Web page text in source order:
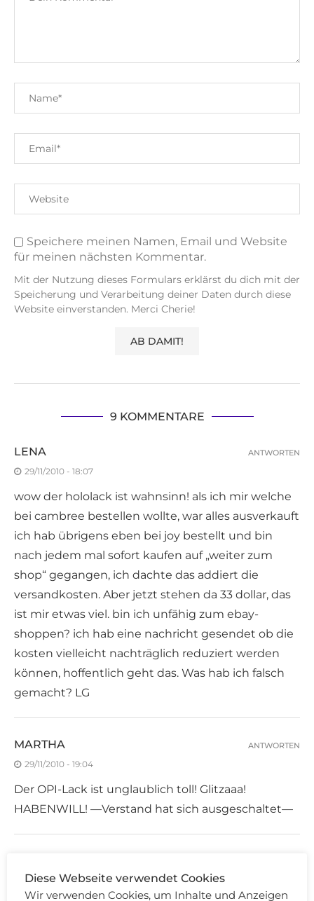
Speichere meinen Namen, Email und Website
für meinen nächsten Kommentar.
Mit der Nutzung dieses Formulars erklärst du dich mit der
Speicherung und Verarbeitung deiner Daten durch diese
Website einverstanden. Merci Cherie!
9 KOMMENTARE
LENA
29/11/2010 - 18:07
wow der hololack ist wahnsinn! als ich mir welche
bei cambree bestellen wollte, war alles ausverkauft
ich hab übrigens eben bei joy bestellt und bin
nach jedem mal sofort kaufen auf „weiter zum
shop“ gegangen, ich dachte das addiert die
versandkosten. Aber jetzt stehen da 33 dollar, das
ist mir etwas viel. bin ich unfähig zum ebay-
shoppen? ich hab eine nachricht gesendet ob die
kosten vielleicht nachträglich reduziert werden
können, hoffentlich geht das. Was hab ich falsch
gemacht? LG
ANTWORTEN
MARTHA
29/11/2010 - 19:04
Der OPI-Lack ist unglaublich toll! Glitzaaa!
HABENWILL! —Verstand hat sich ausgeschaltet—
ANTWORTEN
29/11/2010 - 20:23
Diese Webseite verwendet Cookies
Wir verwenden Cookies, um Inhalte und Anzeigen